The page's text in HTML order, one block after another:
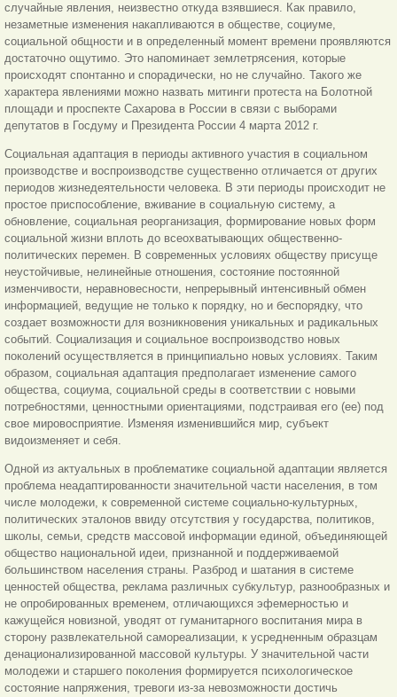
случайные явления, неизвестно откуда взявшиеся. Как правило,
незаметные изменения накапливаются в обществе, социуме,
социальной общности и в определенный момент времени проявляются
достаточно ощутимо. Это напоминает землетрясения, которые
происходят спонтанно и спорадически, но не случайно. Такого же
характера явлениями можно назвать митинги протеста на Болотной
площади и проспекте Сахарова в России в связи с выборами
депутатов в Госдуму и Президента России 4 марта 2012 г.
Социальная адаптация в периоды активного участия в социальном
производстве и воспроизводстве существенно отличается от других
периодов жизнедеятельности человека. В эти периоды происходит не
простое приспособление, вживание в социальную систему, а
обновление, социальная реорганизация, формирование новых форм
социальной жизни вплоть до всеохватывающих общественно-
политических перемен. В современных условиях обществу присуще
неустойчивые, нелинейные отношения, состояние постоянной
изменчивости, неравновесности, непрерывный интенсивный обмен
информацией, ведущие не только к порядку, но и беспорядку, что
создает возможности для возникновения уникальных и радикальных
событий. Социализация и социальное воспроизводство новых
поколений осуществляется в принципиально новых условиях. Таким
образом, социальная адаптация предполагает изменение самого
общества, социума, социальной среды в соответствии с новыми
потребностями, ценностными ориентациями, подстраивая его (ее) под
свое мировосприятие. Изменяя изменившийся мир, субъект
видоизменяет и себя.
Одной из актуальных в проблематике социальной адаптации является
проблема неадаптированности значительной части населения, в том
числе молодежи, к современной системе социально-культурных,
политических эталонов ввиду отсутствия у государства, политиков,
школы, семьи, средств массовой информации единой, объединяющей
общество национальной идеи, признанной и поддерживаемой
большинством населения страны. Разброд и шатания в системе
ценностей общества, реклама различных субкультур, разнообразных и
не опробированных временем, отличающихся эфемерностью и
кажущейся новизной, уводят от гуманитарного воспитания мира в
сторону развлекательной самореализации, к усредненным образцам
денационализированной массовой культуры. У значительной части
молодежи и старшего поколения формируется психологическое
состояние напряжения, тревоги из-за невозможности достичь